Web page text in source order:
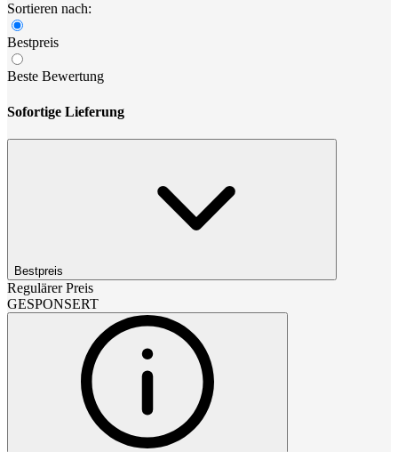
Sortieren nach:
Bestpreis
Beste Bewertung
Sofortige Lieferung
Bestpreis
Regulärer Preis
GESPONSERT